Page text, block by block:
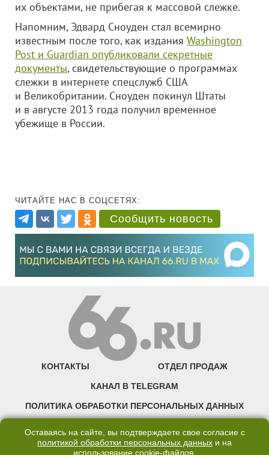
их объектами, не прибегая к массовой слежке.
Напомним, Эдвард Сноуден стал всемирно
известным после того, как издания Washington
Post и Guardian опубликовали секретные
документы, свидетельствующие о программах
слежки в интернете спецслужб США
и Великобритании. Сноуден покинул Штаты
и в августе 2013 года получил временное
убежище в России.
ЧИТАЙТЕ НАС В СОЦСЕТЯХ:
Сообщить новость
КОНТАКТЫ ОТДЕЛ ПРОДАЖ
КАНАЛ В TELEGRAM
ПОЛИТИКА ОБРАБОТКИ ПЕРСОНАЛЬНЫХ ДАННЫХ
©2007—2025 66.RU. Воспроизведение, сообщение, доведение до всеобщего
Оставаясь на сайте, вы подтверждаете свое согласие с
политикой обработки персональных данных и на
использование cookie-файлов